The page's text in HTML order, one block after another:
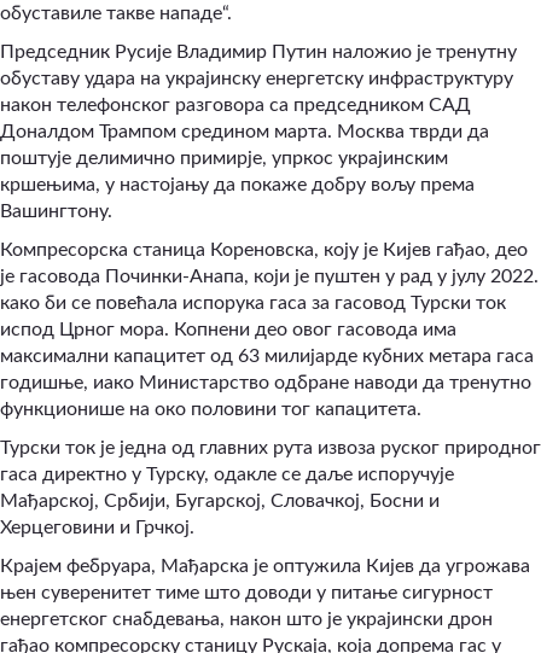
обуставиле такве нападе“.
Председник Русије Владимир Путин наложио је тренутну
обуставу удара на украјинску енергетску инфраструктуру
након телефонског разговора са председником САД
Доналдом Трампом средином марта. Москва тврди да
поштује делимично примирје, упркос украјинским
кршењима, у настојању да покаже добру вољу према
Вашингтону.
Компресорска станица Кореновска, коју је Кијев гађао, део
је гасовода Починки-Анапа, који је пуштен у рад у јулу 2022.
како би се повећала испорука гаса за гасовод Турски ток
испод Црног мора. Копнени део овог гасовода има
максимални капацитет од 63 милијарде кубних метара гаса
годишње, иако Министарство одбране наводи да тренутно
функционише на око половини тог капацитета.
Турски ток је једна од главних рута извоза руског природног
гаса директно у Турску, одакле се даље испоручује
Мађарској, Србији, Бугарској, Словачкој, Босни и
Херцеговини и Грчкој.
Крајем фебруара, Мађарска је оптужила Кијев да угрожава
њен суверенитет тиме што доводи у питање сигурност
енергетског снабдевања, након што је украјински дрон
гађао компресорску станицу Рускаја, која допрема гас у